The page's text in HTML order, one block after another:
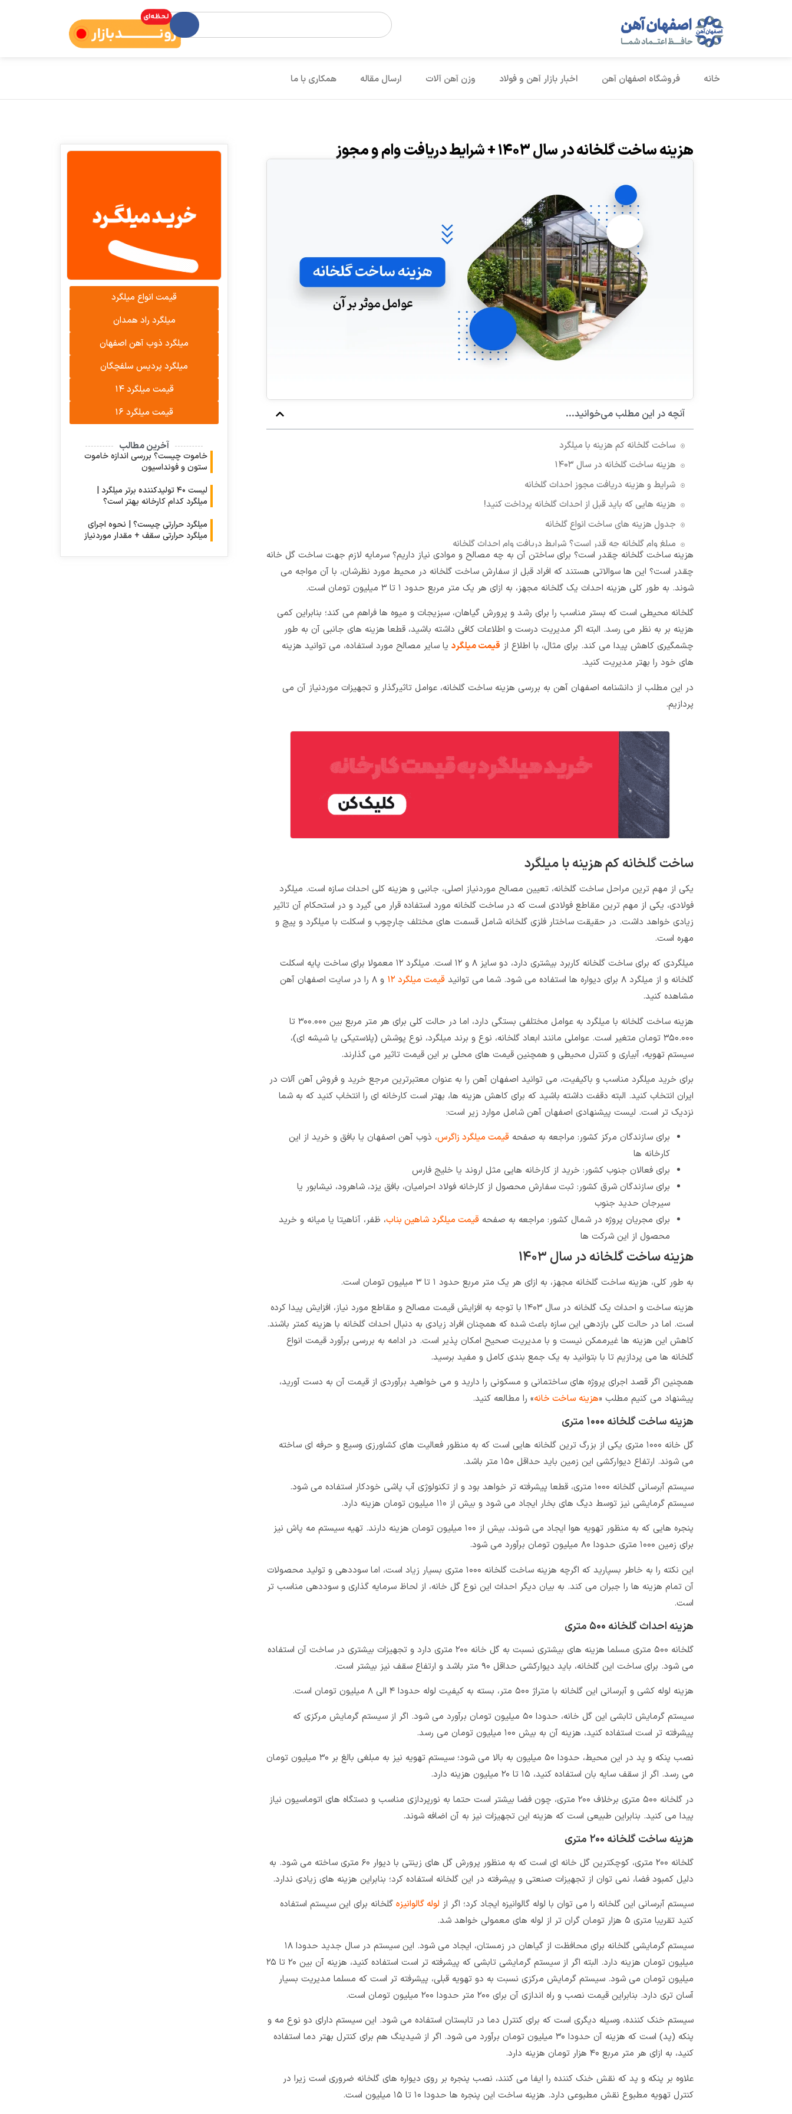
خانه فروشگاه اصفهان آهن اخبار بازار آهن و فولاد وزن آهن آلات ارسال مقاله همکاری با ما
قیمت انواع میلگرد
میلگرد راد همدان
میلگرد ذوب آهن اصفهان
میلگرد پردیس سلفچگان
قیمت میلگرد ۱۴
قیمت میلگرد ۱۶
آخرین مطالب
خاموت چیست؟ بررسی اندازه خاموت
ستون و فونداسیون
لیست ۴۰ تولیدکننده برتر میلگرد |
میلگرد کدام کارخانه بهتر است؟
میلگرد حرارتی چیست؟ | نحوه اجرای
میلگرد حرارتی سقف + مقدار موردنیاز
هزینه ساخت گلخانه در سال ۱۴۰۳ + شرایط دریافت وام و مجوز
آنچه در این مطلب می‌خوانید...
ساخت گلخانه کم هزینه با میلگرد
هزینه ساخت گلخانه در سال ۱۴۰۳
شرایط و هزینه دریافت مجوز احداث گلخانه
هزینه هایی که باید قبل از احداث گلخانه پرداخت کنید!
جدول هزینه های ساخت انواع گلخانه
مبلغ وام گلخانه چه قدر است؟ شرایط دریافت وام احداث گلخانه
درآمد گلخانه ۱۰۰۰ متری چه قدر است؟
سایر هزینه های تجهیزات و سیستم های گلخانه ای
دیدگاهتان را بنویسید لغو پاسخ
هزینه ساخت گلخانه چقدر است؟ برای ساختن آن به چه مصالح و موادی نیاز داریم؟ سرمایه لازم جهت ساخت گل خانه
چقدر است؟ این ها سوالاتی هستند که افراد قبل از سفارش ساخت گلخانه در محیط مورد نظرشان، با آن مواجه می
شوند. به طور کلی هزینه احداث یک گلخانه مجهز، به ازای هر یک متر مربع حدود ۱ تا ۳ میلیون تومان است.
گلخانه محیطی است که بستر مناسب را برای رشد و پرورش گیاهان، سبزیجات و میوه ها فراهم می کند؛ بنابراین کمی
هزینه بر به نظر می رسد. البته اگر مدیریت درست و اطلاعات کافی داشته باشید، قطعا هزینه های جانبی آن به طور
چشمگیری کاهش پیدا می کند. برای مثال، با اطلاع از قیمت میلگرد یا سایر مصالح مورد استفاده، می توانید هزینه
های خود را بهتر مدیریت کنید.
در این مطلب از دانشنامه اصفهان آهن به بررسی هزینه ساخت گلخانه، عوامل تاثیرگذار و تجهیزات موردنیاز آن می
پردازیم.
ساخت گلخانه کم هزینه با میلگرد
یکی از مهم‌ ترین مراحل ساخت گلخانه، تعیین مصالح موردنیاز اصلی، جانبی و هزینه کلی احداث سازه است. میلگرد
فولادی، یکی از مهم ترین مقاطع فولادی است که در ساخت گلخانه مورد استفاده قرار می گیرد و در استحکام آن تاثیر
زیادی خواهد داشت. در حقیقت ساختار فلزی گلخانه شامل قسمت های مختلف چارچوب و اسکلت با میلگرد و پیچ و
مهره است.
میلگردی که برای ساخت گلخانه کاربرد بیشتری دارد، دو سایز ۸ و ۱۲ است. میلگرد ۱۲ معمولا برای ساخت پایه اسکلت
گلخانه و از میلگرد ۸ برای دیواره ها استفاده می شود. شما می توانید
قیمت میلگرد ۱۲
و ۸ را در سایت اصفهان آهن
مشاهده کنید.
هزینه ساخت گلخانه با میلگرد به عوامل مختلفی بستگی دارد، اما در حالت کلی برای هر متر مربع بین ۳۰۰.۰۰۰ تا
۳۵۰.۰۰۰ تومان متغیر است. عواملی مانند ابعاد گلخانه، نوع و برند میلگرد، نوع پوشش (پلاستیکی یا شیشه ای)،
سیستم‌ تهویه، آبیاری و کنترل محیطی و همچنین قیمت‌ های محلی بر این قیمت تاثیر می گذارند.
برای خرید میلگرد مناسب و باکیفیت، می توانید اصفهان آهن را به عنوان معتبرترین مرجع خرید و فروش آهن آلات در
ایران انتخاب کنید. البته دقفت داشته باشید که برای کاهش هزینه ها، بهتر است کارخانه ای را انتخاب کنید که به شما
نزدیک تر است. لیست پیشنهادی اصفهان آهن شامل موارد زیر است:
برای سازندگان مرکز کشور: مراجعه به صفحه قیمت میلگرد زاگرس، ذوب آهن اصفهان یا بافق و خرید از این
کارخانه ها
برای فعالان جنوب کشور: خرید از کارخانه هایی مثل اروند یا خلیج فارس
برای سازندگان شرق کشور: ثبت سفارش محصول از کارخانه فولاد احرامیان، بافق یزد، شاهرود، نیشابور یا
سیرجان حدید جنوب
برای مجریان پروژه در شمال کشور: مراجعه به صفحه قیمت میلگرد شاهین بناب، ظفر، آناهیتا یا میانه و خرید
محصول از این شرکت ها
هزینه ساخت گلخانه در سال ۱۴۰۳
به طور کلی، هزینه ساخت گلخانه مجهز، به ازای هر یک متر مربع حدود ۱ تا ۳ میلیون تومان است.
هزینه ساخت و احداث یک گلخانه در سال ۱۴۰۳ با توجه به افزایش قیمت مصالح و مقاطع مورد نیاز، افزایش پیدا کرده
است. اما در حالت کلی بازدهی این سازه باعث شده که همچنان افراد زیادی به دنبال احداث گلخانه با هزینه کمتر باشند.
کاهش این هزینه ها غیرممکن نیست و با مدیریت صحیح امکان پذیر است. در ادامه به بررسی برآورد قیمت انواع
گلخانه ها می پردازیم تا با بتوانید به یک جمع بندی کامل و مفید برسید.
همچنین اگر قصد اجرای پروژه های ساختمانی و مسکونی را دارید و می خواهید برآوردی از قیمت آن به دست آورید،
پیشنهاد می کنیم مطلب «هزینه ساخت خانه» را مطالعه کنید.
هزینه ساخت گلخانه ۱۰۰۰ متری
گل خانه ۱۰۰۰ متری یکی از بزرگ ترین گلخانه هایی است که به منظور فعالیت های کشاورزی وسیع و حرفه ای ساخته
می شوند. ارتفاع دیوارکشی این زمین باید حداقل ۱۵۰ متر باشد.
سیستم آبرسانی گلخانه ۱۰۰۰ متری، قطعا پیشرفته تر خواهد بود و از تکنولوژی آب پاشی خودکار استفاده می شود.
سیستم گرمایشی نیز توسط دیگ های بخار ایجاد می شود و بیش از ۱۱۰ میلیون تومان هزینه دارد.
پنجره هایی که به منظور تهویه هوا ایجاد می شوند، بیش از ۱۰۰ میلیون تومان هزینه دارند. تهیه سیستم مه پاش نیز
برای زمین ۱۰۰۰ متری حدودا ۸۰ میلیون تومان برآورد می شود.
این نکته را به خاطر بسپارید که اگرچه هزینه ساخت گلخانه ۱۰۰۰ متری بسیار زیاد است، اما سوددهی و تولید محصولات
آن تمام هزینه ها را جبران می کند. به بیان دیگر احداث این نوع گل خانه، از لحاظ سرمایه گذاری و سوددهی مناسب تر
است.
هزینه احداث گلخانه ۵۰۰ متری
گلخانه ۵۰۰ متری مسلما هزینه های بیشتری نسبت به گل خانه ۲۰۰ متری دارد و تجهیزات بیشتری در ساخت آن استفاده
می شود. برای ساخت این گلخانه، باید دیوارکشی حداقل ۹۰ متر باشد و ارتفاع سقف نیز بیشتر است.
هزینه لوله کشی و آبرسانی این گلخانه با متراژ ۵۰۰ متر، بسته به کیفیت لوله حدودا ۴ الی ۸ میلیون تومان است.
سیستم گرمایش تابشی این گل خانه، حدودا ۵۰ میلیون تومان برآورد می شود. اگر از سیستم گرمایش مرکزی که
پیشرفته تر است استفاده کنید، هزینه آن به بیش ۱۰۰ میلیون تومان می رسد.
نصب پنکه و پد در این محیط، حدودا ۵۰ میلیون به بالا می شود؛ سیستم تهویه نیز به مبلغی بالغ بر ۳۰ میلیون تومان
می رسد. اگر از سقف سایه بان استفاده کنید، ۱۵ تا ۲۰ میلیون هزینه دارد.
در گلخانه ۵۰۰ متری برخلاف ۲۰۰ متری، چون فضا بیشتر است حتما به نورپردازی مناسب و دستگاه های اتوماسیون نیاز
پیدا می کنید. بنابراین طبیعی است که هزینه این تجهیزات نیز به آن اضافه شوند.
هزینه ساخت گلخانه ۲۰۰ متری
گلخانه ۲۰۰ متری، کوچکترین گل خانه ای است که به منظور پرورش گل های زینتی با دیوار ۶۰ متری ساخته می شود. به
دلیل کمبود فضا، نمی توان از تجهیزات صنعتی و پیشرفته در این گلخانه استفاده کرد؛ بنابراین هزینه های زیادی ندارد.
سیستم آبرسانی این گلخانه را می توان با لوله گالوانیزه ایجاد کرد؛ اگر از لوله گالوانیزه گلخانه برای این سیستم استفاده
کنید تقریبا متری ۵ هزار تومان گران تر از لوله های معمولی خواهد شد.
سیستم گرمایشی گلخانه برای محافظت از گیاهان در زمستان، ایجاد می شود. این سیستم در سال جدید حدودا ۱۸
میلیون تومان هزینه دارد. البته اگر از سیستم گرمایشی تابشی که پیشرفته تر است استفاده کنید، هزینه آن بین ۲۰ تا ۲۵
میلیون تومان می شود. سیستم گرمایش مرکزی نسبت به دو تهویه قبلی، پیشرفته تر است که مسلما مدیریت بسیار
آسان تری دارد. بنابراین قیمت نصب و راه اندازی آن برای ۲۰۰ متر حدودا ۲۰۰ میلیون تومان است.
سیستم خنک کننده، وسیله دیگری است که برای کنترل دما در تابستان استفاده می شود. این سیستم دارای دو نوع مه و
پنکه (پد) است که هزینه آن حدودا ۳۰ میلیون تومان برآورد می شود. اگر از شیدینگ هم برای کنترل بهتر دما استفاده
کنید، به ازای هر متر مربع ۴۰ هزار تومان هزینه دارد.
علاوه بر پنکه و پد که نقش خنک کننده را ایفا می کنند، نصب پنجره بر روی دیواره های گلخانه ضروری است زیرا در
کنترل تهویه مطبوع نقش مطبوعی دارد. هزینه ساخت این پنجره ها حدودا ۱۰ تا ۱۵ میلیون است.